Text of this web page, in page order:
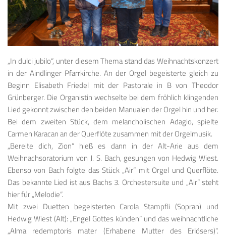
„In dulci jubilo“, unter diesem Thema stand das Weihnachtskonzert
in der Aindlinger Pfarrkirche. An der Orgel begeisterte gleich zu
Beginn Elisabeth Friedel mit der Pastorale in B von Theodor
Grünberger. Die Organistin wechselte bei dem fröhlich klingenden
Lied gekonnt zwischen den beiden Manualen der Orgel hin und her.
Bei dem zweiten Stück, dem melancholischen Adagio, spielte
Carmen Karacan an der Querflöte zusammen mit der Orgelmusik.
„Bereite dich, Zion“ hieß es dann in der Alt-Arie aus dem
Weihnachsoratorium von J. S. Bach, gesungen von Hedwig Wiest.
Ebenso von Bach folgte das Stück „Air“ mit Orgel und Querflöte.
Das bekannte Lied ist aus Bachs 3. Orchestersuite und „Air“ steht
hier für „Melodie“.
Mit zwei Duetten begeisterten Carola Stampfli (Sopran) und
Hedwig Wiest (Alt): „Engel Gottes künden“ und das weihnachtliche
„Alma redemptoris mater (Erhabene Mutter des Erlösers)“.